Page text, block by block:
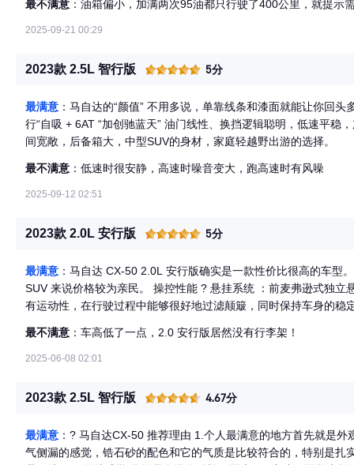
最不满意 ：油箱偏小，加满两次95油都只行驶了400公里，就提示
2025-09-21 00:29
2023款 2.5L 智行版 5分
最满意 ：马自达的“颜值” 不用多说，单靠线条和漆面就能让你回
行“自吸 + 6AT “加创驰蓝天” 油门线性、换挡逻辑聪明，低速平稳
间宽敞，后备箱大，中型SUV的身材，家庭轻越野出游的选择。
最不满意 ：低速时很安静，高速时噪音变大，跑高速时有风噪
2025-09-12 02:51
2023款 2.0L 安行版 5分
最满意 ：马自达 CX-50 2.0L 安行版确实是一款性价比很高的车型
SUV 来说价格较为亲民。 操控性能 ? 悬挂系统 ：前麦弗逊式独立悬挂 + 后纵臂扭转梁式非独立悬挂的组合，调校具
有运动性，在行驶过程中能够很好地过滤颠簸，同时保持车身的稳
到车轮的转动轨迹，几乎没有虚位。转向力度适中，在低速行驶时
得沉稳扎实，给驾驶者带来十足的信心，完美诠释了 “人马合一” 的驾驶感受。 ? 轮胎配置 ：
步提升了车辆的操控性能。 动力系统 搭载 2.0L 自然吸气发动机
动机在中低转速区间就能爆发出不错的扭矩，起步和中段加速表
动机完美配合，使车辆在行驶过程中动力输出线性且源源不断。
形进气格栅内部的蜂窝状设计搭配狭长的大灯组，以及引擎盖上
最不满意 ：车高低了一点，2.0 安行版居然没有行李架！
2025-06-08 02:01
2023款 2.5L 智行版 4.67分
最满意 ：? 马自达CX-50 推荐理由 1.个人最满意的地方首先就是外观，可说CX-50行也的外观多了越野气息，有点霸
气侧漏的感觉，锆石砂的配色和它的气质是比较符合的，特别是扎